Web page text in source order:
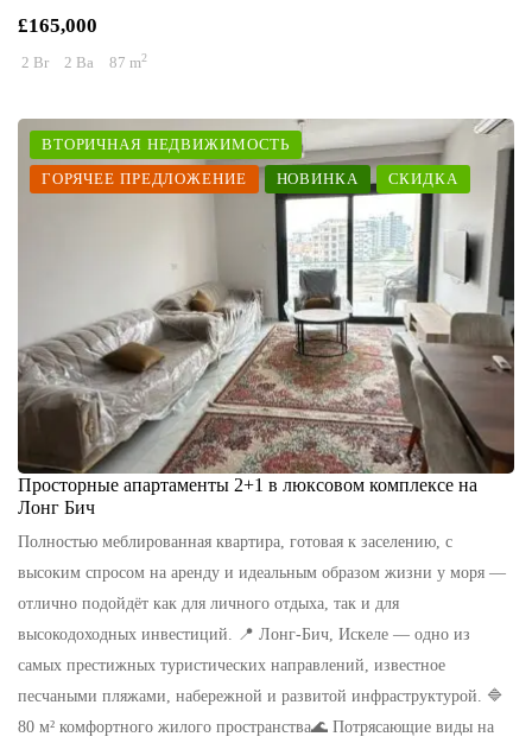
£165,000
2 Br 2 Ba 87 m2
ВТОРИЧНАЯ НЕДВИЖИМОСТЬ
ГОРЯЧЕЕ ПРЕДЛОЖЕНИЕ
НОВИНКА СКИДКА
Просторные апартаменты 2+1 в люксовом комплексе на
Лонг Бич
Полностью меблированная квартира, готовая к заселению, с
высоким спросом на аренду и идеальным образом жизни у моря —
отлично подойдёт как для личного отдыха, так и для
высокодоходных инвестиций. 📍 Лонг-Бич, Искеле — одно из
самых престижных туристических направлений, известное
песчаными пляжами, набережной и развитой инфраструктурой. 🔷
80 м² комфортного жилого пространства🌊 Потрясающие виды на